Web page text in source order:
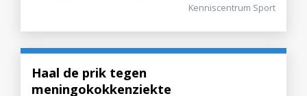
Kenniscentrum Sport
Haal de prik tegen
meningokokkenziekte